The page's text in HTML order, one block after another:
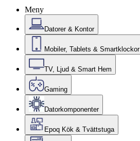
Meny
Datorer & Kontor
Mobiler, Tablets & Smartklockor
TV, Ljud & Smart Hem
Gaming
Datorkomponenter
Epoq Kök & Tvättstuga